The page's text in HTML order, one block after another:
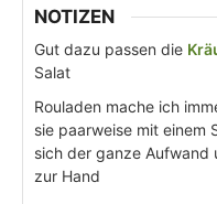
NOTIZEN
Gut dazu passen die
Salat
Rouladen mache ich
sie paarweise mit einem
sich der ganze Aufwand
zur Hand